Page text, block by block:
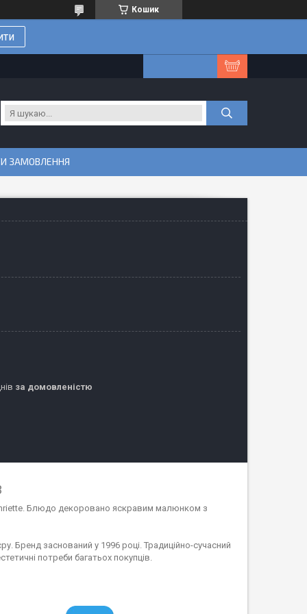
Кошик
ЗАМОВЛЕННЯ
за домовленістю
Блюдо декоровано яскравим малюнком з
Бренд заснований у 1996 році. Традиційно-сучасний
потреби багатьох покупців.